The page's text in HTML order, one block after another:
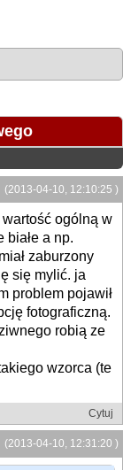
(2013-04-10, 12:10:25 )
ogólną w
białe a np.
zaburzony
się mylić. ja
problem pojawił
fotograficzną.
robią ze
wzorca (te
Cytuj
(2013-04-10, 12:31:20 )